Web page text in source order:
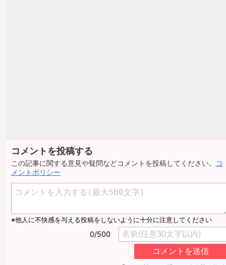
コメントを投稿する
この記事に関する意見や疑問などコメントを投稿してください。 コ
メントポリシー